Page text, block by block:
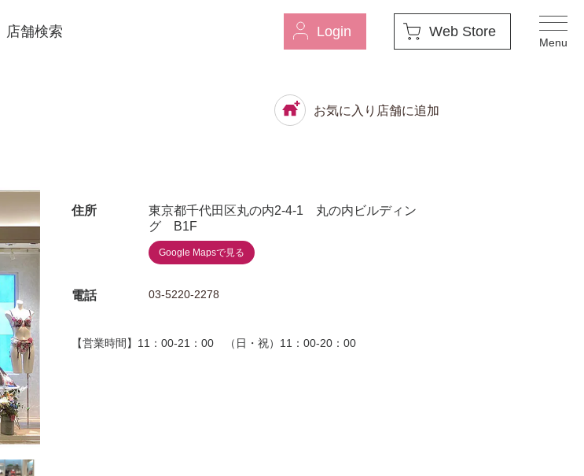
Login Web Store
店舗検索
SNSアカウント一覧
プレゼント・キャンペーン
メールニュース登録
お問い合わせ
お気に入り店舗に追加
住所
東京都千代田区丸の内2-4-1 丸の内ビルディン
グ B1F
Google Mapsで見る
電話 03-5220-2278
【営業時間】11：00-21：00 （日・祝）11：00-20：00